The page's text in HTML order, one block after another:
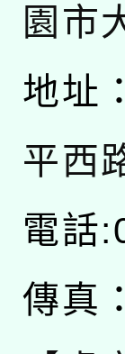
園市
地址：
平西
電話
傳真